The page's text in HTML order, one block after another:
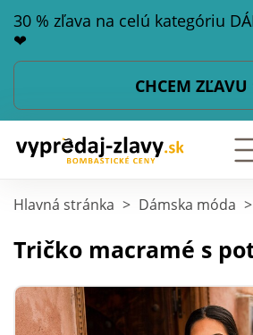
30 % zľava na celú kategóriu
❤
CHCEM
Hlavná stránka > Dámska móda >
Tričko macramé s